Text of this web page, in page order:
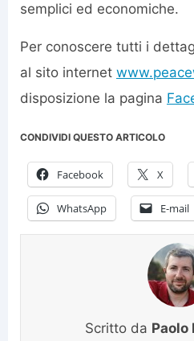
semplici ed economiche.
Per conoscere tutti i
al sito internet
disposizione la pagina
CONDIVIDI QUESTO ARTICOLO
Facebook X
WhatsApp E-mail
Scritto da Paolo